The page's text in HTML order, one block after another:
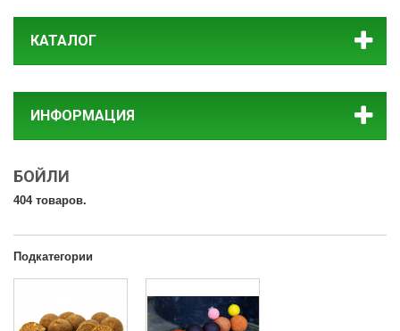
КАТАЛОГ
ИНФОРМАЦИЯ
БОЙЛИ
404 товаров.
Подкатегории